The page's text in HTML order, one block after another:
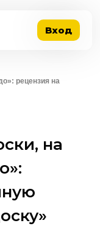
Вход
рецензия на
на